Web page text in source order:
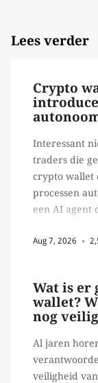
Lees verder
Crypto
Interessant
traders die
crypto wallet
processen
een AI agent
verrichten,
Aug 7, 2026
Wat is er
wallet?
nog
Al jaren
veiligheid